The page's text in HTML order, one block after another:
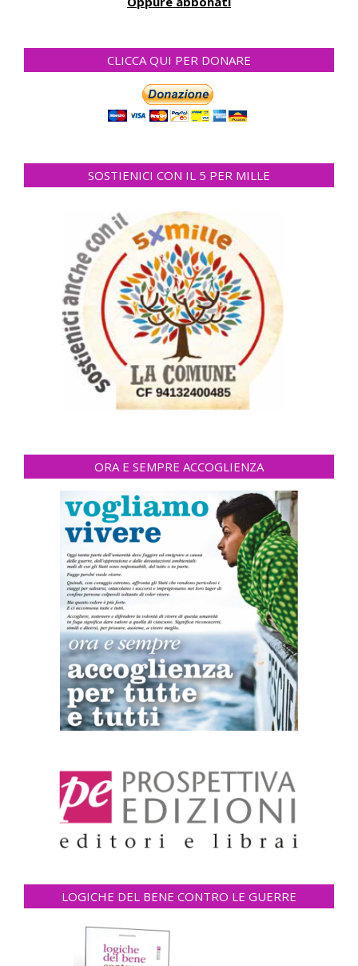
CLICCA QUI PER DONARE
SOSTIENICI CON IL 5 PER MILLE
ORA E SEMPRE ACCOGLIENZA
LOGICHE DEL BENE CONTRO LE GUERRE